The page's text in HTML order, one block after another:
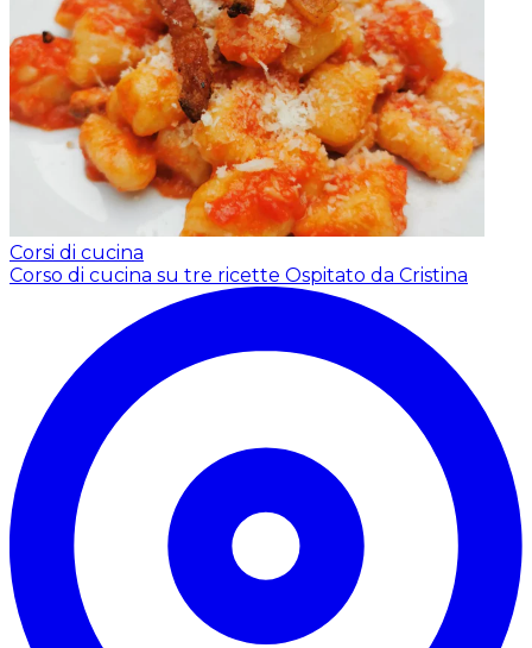
Corsi di cucina
Corso di cucina su tre ricette Ospitato da Cristina